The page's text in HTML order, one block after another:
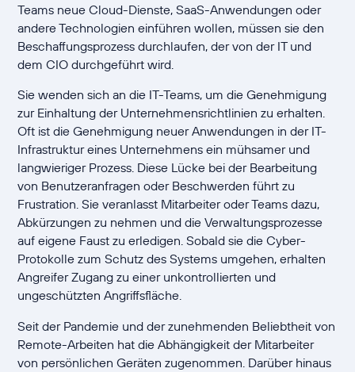
Teams neue Cloud-Dienste, SaaS-Anwendungen oder
andere Technologien einführen wollen, müssen sie den
Beschaffungsprozess durchlaufen, der von der IT und
dem CIO durchgeführt wird.
Sie wenden sich an die IT-Teams, um die Genehmigung
zur Einhaltung der Unternehmensrichtlinien zu erhalten.
Oft ist die Genehmigung neuer Anwendungen in der IT-
Infrastruktur eines Unternehmens ein mühsamer und
langwieriger Prozess. Diese Lücke bei der Bearbeitung
von Benutzeranfragen oder Beschwerden führt zu
Frustration. Sie veranlasst Mitarbeiter oder Teams dazu,
Abkürzungen zu nehmen und die Verwaltungsprozesse
auf eigene Faust zu erledigen. Sobald sie die Cyber-
Protokolle zum Schutz des Systems umgehen, erhalten
Angreifer Zugang zu einer unkontrollierten und
ungeschützten Angriffsfläche.
Seit der Pandemie und der zunehmenden Beliebtheit von
Remote-Arbeiten hat die Abhängigkeit der Mitarbeiter
von persönlichen Geräten zugenommen. Darüber hinaus